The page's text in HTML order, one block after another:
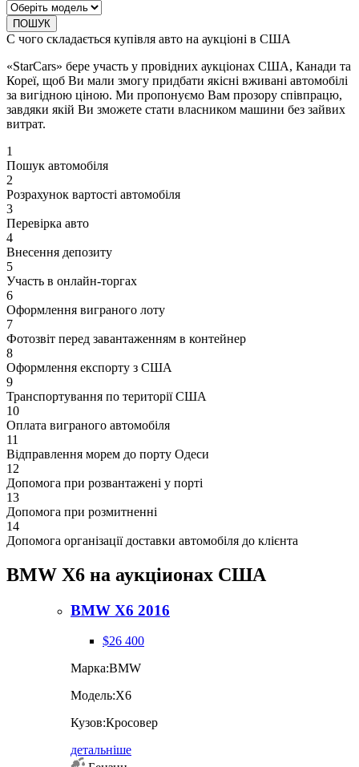
ПОШУК
С чого складається купівля авто на аукціоні в США
«StarCars» бере участь у провідних аукціонах США, Канади та
Кореї, щоб Ви мали змогу придбати якісні вживані автомобілі
за вигідною ціною. Ми пропонуємо Вам прозору співпрацю,
завдяки якій Ви зможете стати власником машини без зайвих
витрат.
1
Пошук автомобіля
2
Розрахунок вартості автомобіля
3
Перевірка авто
4
Внесення депозиту
5
Участь в онлайн-торгах
6
Оформлення виграного лоту
7
Фотозвіт перед завантаженням в контейнер
8
Оформлення експорту з США
9
Транспортування по території США
10
Оплата виграного автомобіля
11
Відправлення морем до порту Одеси
12
Допомога при розвантажені у порті
13
Допомога при розмитненні
14
Допомога організації доставки автомобіля до клієнта
BMW X6 на аукціионах США
BMW X6 2016
$26 400
Марка:BMW
Модель:X6
Кузов:Кросовер
детальніше